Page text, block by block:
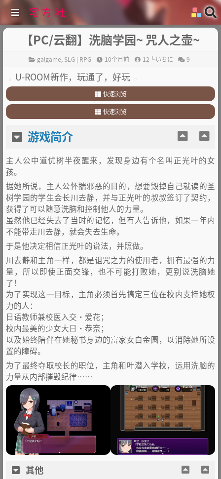
【PC/云翻】洗脑学园~ 咒人之壶~
galgame, SLG | RPG 10个月前 12╚いちに 9
U-ROOM新作，玩通了，好玩
快速浏览
1.游戏简介
2.其他
快速浏览
2.其他游戏简介
主人公中道优树半夜醒来，发现身边有个名叫正光叶的女
孩。
据她所说，主人公怀揣邪恶的目的，想要毁掉自己就读的圣
树学园的学生会长川去静，并与正光叶的叔叔签订了契约，
获得了可以随意洗脑和控制他人的力量。
虽然他已经失去了当时的记忆，但有人告诉他，如果一年内
不能带走川去静，就会失去生命。
于是他决定相信正光叶的说法，并照做。
川去静和主角一样，都是诅咒之力的使用者，拥有最强的力
量，所以即使正面交锋，也不可能打败她，更别说洗脑她
了！
为了实现这一目标，主角必须首先搞定三位在校内支持她权
力的人：
日语教师兼校医入交·爱花；
校内最美的少女大日·恭奈；
以及始终陪伴在她秘书身边的富家女白金圆，以消除她所设
置的障碍。
为了最终夺取校长的职位，主角和叶潜入学校，运用洗脑的
力量从内部摧毁纪律……
其他